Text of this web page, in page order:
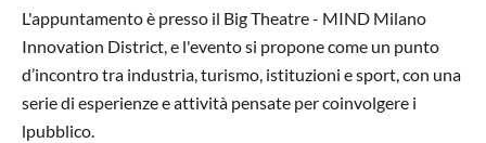
L'appuntamento è presso il Big Theatre - MIND Milano
Innovation District, e l'evento si propone come un punto
d’incontro tra industria, turismo, istituzioni e sport, con una
serie di esperienze e attività pensate per coinvolgere i
lpubblico.